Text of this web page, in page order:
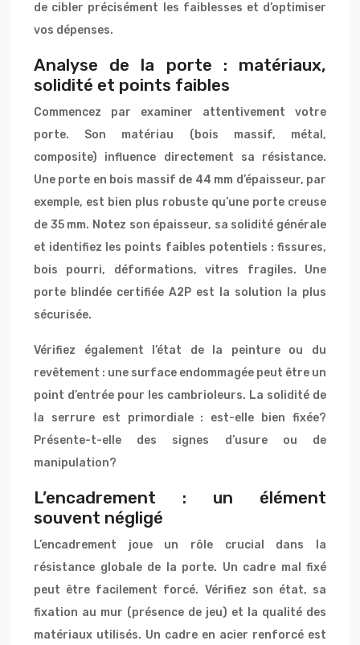
de cibler précisément les faiblesses et d’optimiser
vos dépenses.
Analyse de la porte : matériaux,
solidité et points faibles
Commencez par examiner attentivement votre
porte. Son matériau (bois massif, métal,
composite) influence directement sa résistance.
Une porte en bois massif de 44 mm d’épaisseur, par
exemple, est bien plus robuste qu’une porte creuse
de 35 mm. Notez son épaisseur, sa solidité générale
et identifiez les points faibles potentiels : fissures,
bois pourri, déformations, vitres fragiles. Une
porte blindée certifiée A2P est la solution la plus
sécurisée.
Vérifiez également l’état de la peinture ou du
revêtement : une surface endommagée peut être un
point d’entrée pour les cambrioleurs. La solidité de
la serrure est primordiale : est-elle bien fixée?
Présente-t-elle des signes d’usure ou de
manipulation?
L’encadrement : un élément
souvent négligé
L’encadrement joue un rôle crucial dans la
résistance globale de la porte. Un cadre mal fixé
peut être facilement forcé. Vérifiez son état, sa
fixation au mur (présence de jeu) et la qualité des
matériaux utilisés. Un cadre en acier renforcé est